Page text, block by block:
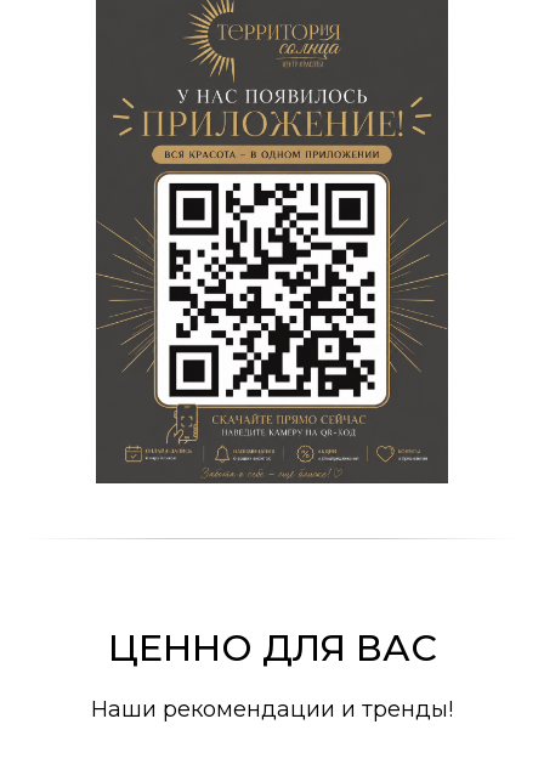
ЦЕННО ДЛЯ ВАС
Наши рекомендации и тренды!